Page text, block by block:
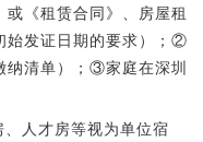
《租赁合同》、房屋租
始发证日期的要求）；②
纳清单）；③家庭在深圳
人才房等视为单位宿